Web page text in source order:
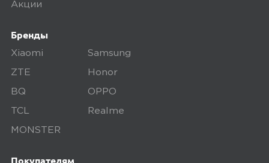
Акции
Бренды
Xiaomi Samsung
ZTE Honor
BQ OPPO
TCL Realme
MONSTER
Покупателям